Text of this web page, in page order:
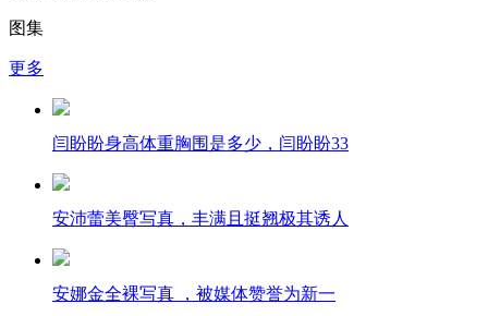
图集
更多
闫盼盼身高体重胸围是多少，闫盼盼33
安沛蕾美臀写真，丰满且挺翘极其诱人
安娜金全裸写真 ，被媒体赞誉为新一